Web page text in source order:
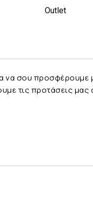
Outlet
σου προσφέρουμε
τις προτάσεις μας